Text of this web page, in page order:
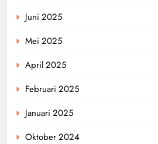
Juni 2025
Mei 2025
April 2025
Februari 2025
Januari 2025
Oktober 2024